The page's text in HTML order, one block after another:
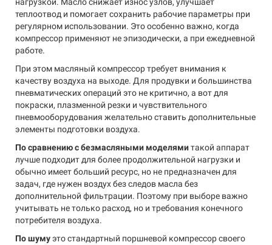
теплоотвод и помогает сохранить рабочие параметры при
регулярном использовании. Это особенно важно, когда
компрессор применяют не эпизодически, а при ежедневной
работе.
При этом масляный компрессор требует внимания к
качеству воздуха на выходе. Для продувки и большинства
пневматических операций это не критично, а вот для
покраски, плазменной резки и чувствительного
пневмооборудования желательно ставить дополнительные
элементы подготовки воздуха.
По сравнению с безмасляными моделямитакой аппарат
лучше подходит для более продолжительной нагрузки и
обычно имеет больший ресурс, но не предназначен для
задач, где нужен воздух без следов масла без
дополнительной фильтрации. Поэтому при выборе важно
учитывать не только расход, но и требования конечного
потребителя воздуха.
По шумуэто стандартный поршневой компрессор своего